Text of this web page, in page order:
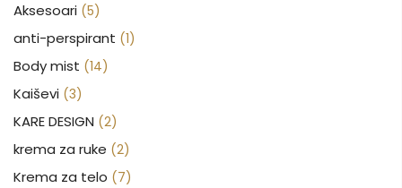
Aksesoari (5)
anti-perspirant (1)
Body mist (14)
Kaiševi (3)
KARE DESIGN (2)
krema za ruke (2)
Krema za telo (7)